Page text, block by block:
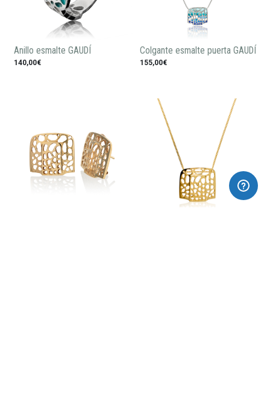
Anillo esmalte GAUDÍ
140,00€
Colgante esmalte puerta GAUDÍ
155,00€